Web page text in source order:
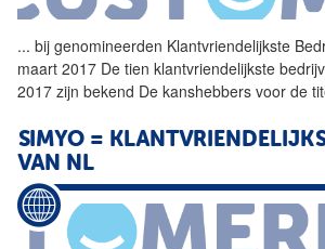
... bij genomineerden Klantvriendelijkste
maart 2017 De tien klantvriendelijkste
2017 zijn bekend De kanshebbers voor de
SIMYO =
VAN NL